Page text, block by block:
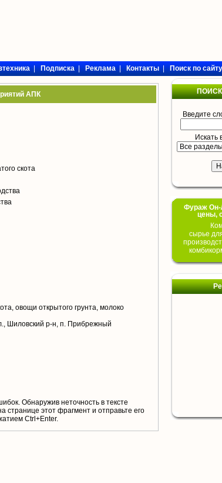
|Подписка|Реклама|Контакты|Поиск по сайту
АПК
скота
овощи открытого грунта, молоко
Шиловский р-н, п. Прибрежный
Обнаружив неточность в тексте
странице этот фрагмент и отправьте его
Ctrl+Enter.
Введите
Искать
Фураж Он-
цены,
сырье